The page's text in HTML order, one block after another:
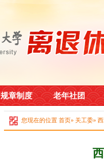
规章制度 老年社团
您现在的位置 首页» 关工委»